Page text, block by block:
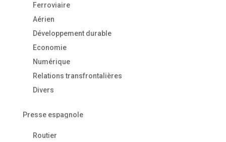
Ferroviaire
Aérien
Développement durable
Economie
Numérique
Relations transfrontalières
Divers
Presse espagnole
Routier